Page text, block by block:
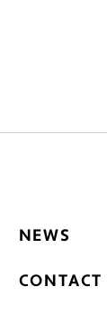
NEWS
CONTACT